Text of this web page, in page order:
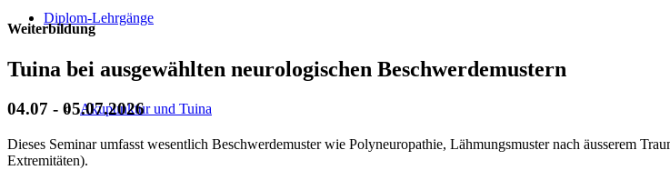
Diplom-Lehrgänge
Akupunktur und Tuina
Weiterbildung
Tuina bei ausgewählten neurologischen Beschwerdemustern
04.07 - 05.07.2026
Dieses Seminar umfasst wesentlich Beschwerdemuster wie Polyneuropathie, Lähmungsmuster nach äusserem
Extremitäten).